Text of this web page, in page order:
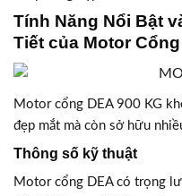
Tính Năng Nổi Bật
Tiết của Motor Cổng
Motor cổng DEA 900 KG
đẹp mắt mà còn sở hữu
Thông số kỹ thuật
Motor cổng DEA có trọng